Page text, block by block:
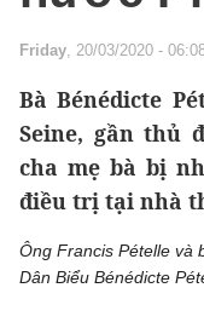
Friday, 20/03/2020 -
Bà Bénédicte
Seine, gần thủ
cha mẹ bà bị
điều trị tại nhà
Ông Francis Pételle và
Dân Biểu Bénédicte